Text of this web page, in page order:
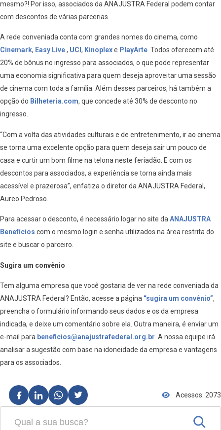
mesmo?! Por isso, associados da ANAJUSTRA Federal podem contar
com descontos de várias parcerias.
A rede conveniada conta com grandes nomes do cinema, como
Cinemark, Easy Live, UCI , Kinoplexe PlayArte . Todos oferecem até
20% de bônus no ingresso para associados, o que pode representar
uma economia significativa para quem deseja aproveitar uma sessão
de cinema com toda a família. Além desses parceiros, há também a
opção do Bilheteria.com, que concede até 30% de desconto no
ingresso.
“Com a volta das atividades culturais e de entretenimento, ir ao cinema
se torna uma excelente opção para quem deseja sair um pouco de
casa e curtir um bom filme na telona neste feriadão. E com os
descontos para associados, a experiência se torna ainda mais
acessível e prazerosa”, enfatiza o diretor da ANAJUSTRA Federal,
Aureo Pedroso.
Para acessar o desconto, é necessário logar no site daANAJUSTRA
Benefícios com o mesmo login e senha utilizados na área restrita do
site e buscar o parceiro.
Sugira um convênio
Tem alguma empresa que você gostaria de ver na rede conveniada da
ANAJUSTRA Federal? Então, acesse a página “sugira um convênio”,
preencha o formulário informando seus dados e os da empresa
indicada, e deixe um comentário sobre ela. Outra maneira, é enviar um
e-mail para beneficios@anajustrafederal.org.br. A nossa equipe irá
analisar a sugestão com base na idoneidade da empresa e vantagens
para os associados.
Acessos: 2073